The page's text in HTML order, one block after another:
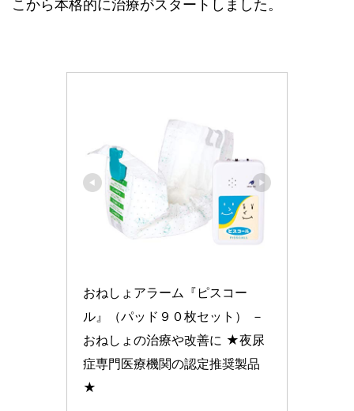
こから本格的に治療がスタートしました。
おねしょアラーム『ピスコー
ル』（パッド９０枚セット） －
おねしょの治療や改善に ★夜尿
症専門医療機関の認定推奨製品
★